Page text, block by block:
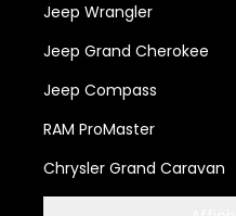
Jeep Wrangler
Jeep Grand Cherokee
Jeep Compass
RAM ProMaster
Chrysler Grand Caravan